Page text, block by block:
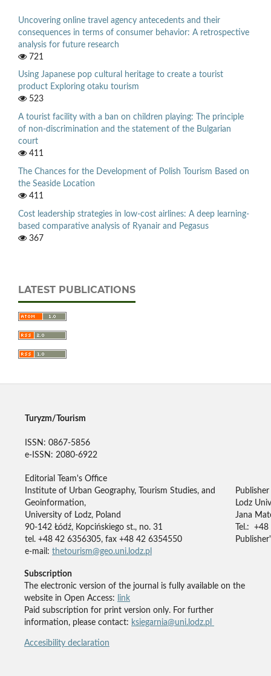
Uncovering online travel agency antecedents and their
consequences in terms of consumer behavior: A retrospective
analysis for future research
721
Using Japanese pop cultural heritage to create a tourist
product Exploring otaku tourism
523
A tourist facility with a ban on children playing: The principle
of non-discrimination and the statement of the Bulgarian
court
411
The Chances for the Development of Polish Tourism Based on
the Seaside Location
411
Cost leadership strategies in low-cost airlines: A deep learning-
based comparative analysis of Ryanair and Pegasus
367
LATEST PUBLICATIONS
Turyzm/Tourism
ISSN: 0867-5856
e-ISSN: 2080-6922
Editorial Team's Office
Institute of Urban Geography, Tourism Studies, and
Geoinformation,
University of Lodz, Poland
90-142 Łódź, Kopcińskiego st., no. 31
tel. +48 42 6356305, fax +48 42 6354550
e-mail: thetourism@geo.uni.lodz.pl
Publisher
Lodz
Jana
Tel.:
Subscription
The electronic version of the journal is fully available on the
website in Open Access:
link
Paid subscription for print version only. For further
information, please contact: ksiegarnia@uni.lodz.pl
Accesibility declaration